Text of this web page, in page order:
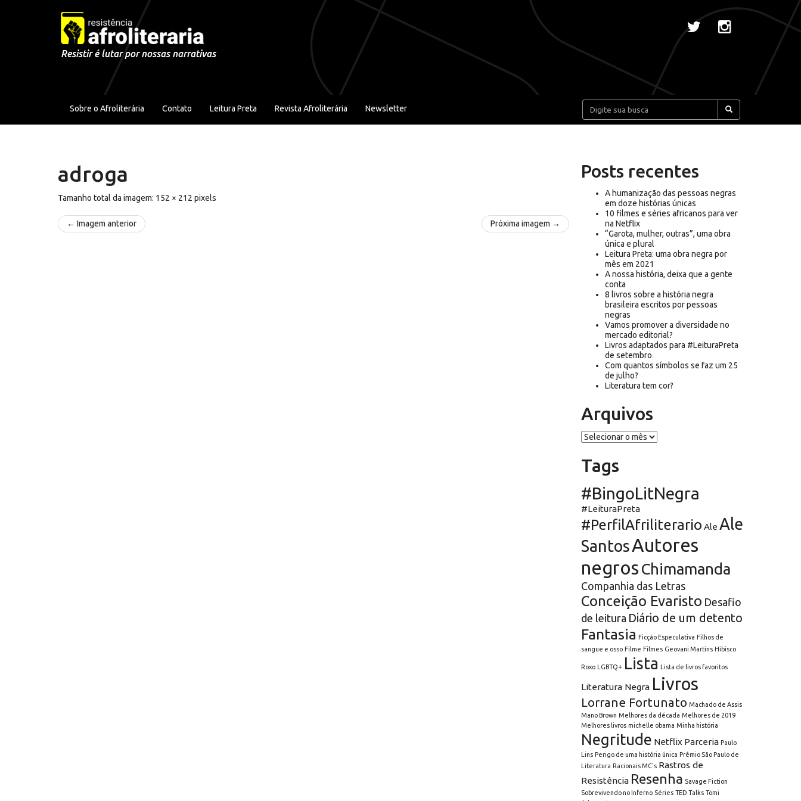
Pular para o conteúdo
Resistir é lutar por nossas narrativas
Sobre o Afroliterária Contato Leitura Preta Revista Afroliterária Newsletter Pesquisar:
adroga
Tamanho total da imagem: 152 × 212 pixels
← Imagem anterior Próxima imagem →
Posts recentes
A humanização das pessoas negras
em doze histórias únicas
10 filmes e séries africanos para ver
na Netflix
“Garota, mulher, outras”, uma obra
única e plural
Leitura Preta: uma obra negra por
mês em 2021
A nossa história, deixa que a gente
conta
8 livros sobre a história negra
brasileira escritos por pessoas
negras
Vamos promover a diversidade no
mercado editorial?
Livros adaptados para #LeituraPreta
de setembro
Com quantos símbolos se faz um 25
de julho?
Literatura tem cor?
Arquivos
Arquivos
Tags
#BingoLitNegra
#LeituraPreta
#PerfilAfriliterario Ale Ale
SantosAutores
negros Chimamanda
Companhia das Letras
Conceição Evaristo Desafio
de leitura Diário de um detento
Fantasia Ficção Especulativa Filhos de
sangue e osso Filme Filmes Geovani Martins Hibisco
Roxo LGBTQ+ Lista Lista de livros favoritos
Literatura Negra Livros
Lorrane Fortunato Machado de Assis
Mano Brown Melhores da década Melhores de 2019
Melhores livros michelle obama Minha história
Negritude Netflix Parceria Paulo
Lins Perigo de uma história única Prêmio São Paulo de
Literatura Racionais MC's Rastros de
Resistência Resenha Savage Fiction
Sobrevivendo no Inferno Séries TED Talks Tomi